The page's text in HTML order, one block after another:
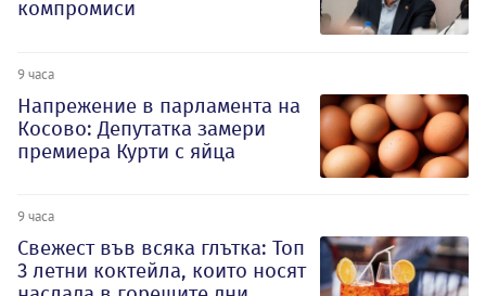
компромиси
9 часа
Напрежение в парламента на
Косово: Депутатка замери
премиера Курти с яйца
9 часа
Свежест във всяка глътка: Топ
3 летни коктейла, които носят